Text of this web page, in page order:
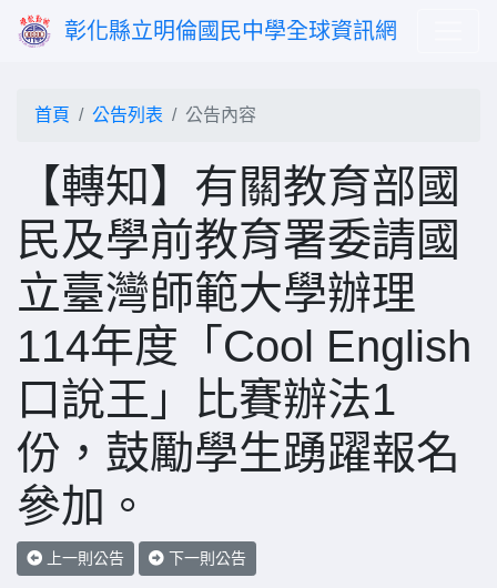
彰化縣立明倫國民中學全球資訊網
首頁 公告列表 公告內容
【轉知】有關教育部國
民及學前教育署委請國
立臺灣師範大學辦理
114年度「Cool English
口說王」比賽辦法1
份，鼓勵學生踴躍報名
參加。
上一則公告 下一則公告